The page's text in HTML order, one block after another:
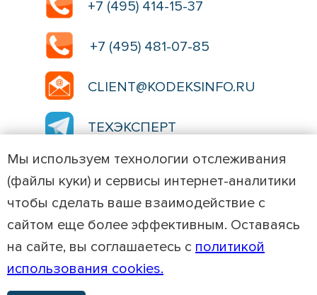
Мы используем технологии отслеживания
(файлы куки) и сервисы интернет-аналитики
чтобы сделать ваше взаимодействие с
сайтом еще более эффективным. Оставаясь
на сайте, вы соглашаетесь с политикой
использования cookies.
+7 (495) 414-15-37
+7 (495) 481-07-85
CLIENT@KODEKSINFO.RU
ТЕХЭКСПЕРТ
ТЕХЭКСПЕРТ
ТЕХЭКСПЕРТ
Сайт использует файлы cookies.
Условия использования см. в